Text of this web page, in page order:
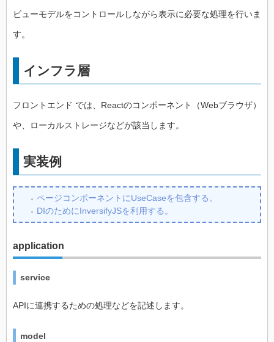
ビューモデルをコントロールしながら表示に必要な処理を行いま
す。
インフラ層
フロントエンド では、Reactのコンポーネント（Webブラウザ）
や、ローカルストレージなどが該当します。
実装例
ページコンポーネントにUseCaseを包含する。
DIのためにInversifyJSを利用する。
application
service
APIに連携するための処理などを記述します。
model